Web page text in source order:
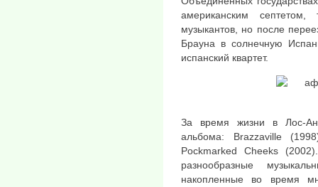
американским
музыкантов, но после
Брауна в солнечную
испанский квартет.
За время жизни в Лос-
альбома: Brazzaville
Pockmarked Cheeks
разнообразные
накопленные во время